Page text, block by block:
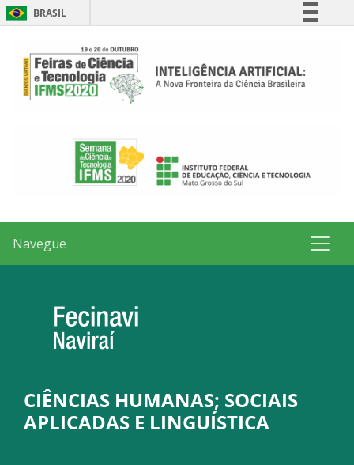
BRASIL
Participe
Navegue
CIÊNCIAS HUMANAS; SOCIAIS
APLICADAS E LINGUÍSTICA